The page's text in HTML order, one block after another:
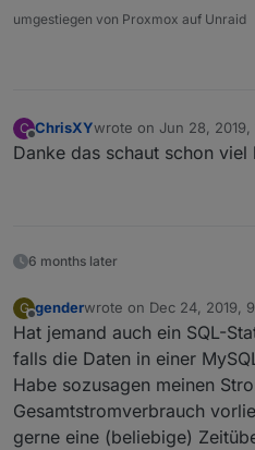
umgestiegen von Proxmox auf Unraid
C
Offline
ChrisXYwrote on Jun 28, 2019,
last edited by
Danke das schaut schon viel
6 months later
G
Offline
genderwrote on Dec 24, 2019,
last edited by gender
Hat jemand auch ein SQL-
falls die Daten in einer
Habe sozusagen meinen
Gesamtstromverbrauch
gerne eine (beliebige)